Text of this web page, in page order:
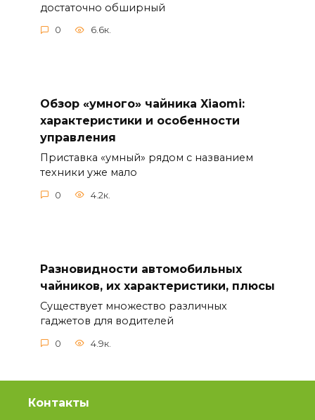
достаточно обширный
0 6.6к.
Обзор «умного» чайника Xiaomi:
характеристики и особенности
управления
Приставка «умный» рядом с названием
техники уже мало
0 4.2к.
Разновидности автомобильных
чайников, их характеристики, плюсы
Существует множество различных
гаджетов для водителей
0 4.9к.
Контакты